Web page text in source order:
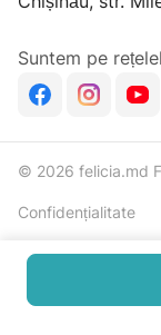
Suntem pe
© 2026 felicia.md
Confidențialitate